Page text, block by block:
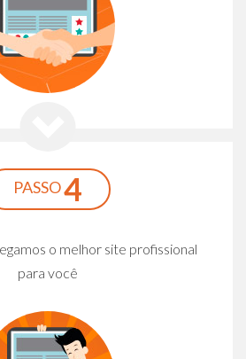
PASSO4
o melhor site profissional
para você